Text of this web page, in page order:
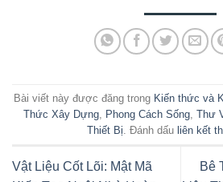
Bài viết này được đăng trong Kiến thức và
Thức Xây Dựng, Phong Cách Sống, Thư
Thiết Bị . Đánh dấu liên kết
Vật Liệu Cốt Lõi: Mật Mã
Bê